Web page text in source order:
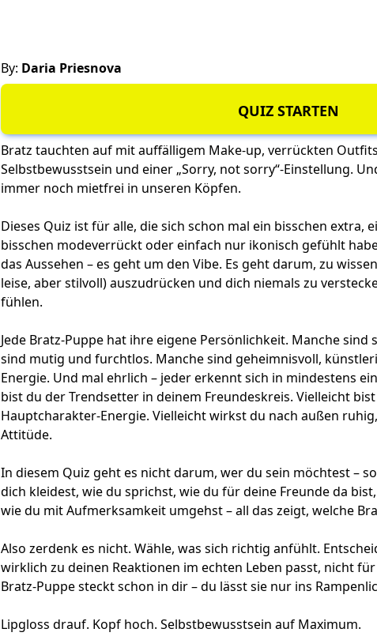
By: Daria Priesnova
QUIZ STARTEN
Bratz tauchten auf mit auffälligem Make-up, verrückten
Selbstbewusstsein und einer „Sorry, not sorry“-Einstellung.
immer noch mietfrei in unseren Köpfen.
Dieses Quiz ist für alle, die sich schon mal ein bisschen extra,
bisschen modeverrückt oder einfach nur ikonisch gefühlt
das Aussehen – es geht um den Vibe. Es geht darum, zu
leise, aber stilvoll) auszudrücken und dich niemals zu
fühlen.
Jede Bratz-Puppe hat ihre eigene Persönlichkeit. Manche
sind mutig und furchtlos. Manche sind geheimnisvoll,
Energie. Und mal ehrlich – jeder erkennt sich in mindestens
bist du der Trendsetter in deinem Freundeskreis. Vielleicht
Hauptcharakter-Energie. Vielleicht wirkst du nach außen
Attitüde.
In diesem Quiz geht es nicht darum, wer du sein möchtest –
dich kleidest, wie du sprichst, wie du für deine Freunde da
wie du mit Aufmerksamkeit umgehst – all das zeigt, welche
Also zerdenk es nicht. Wähle, was sich richtig anfühlt.
wirklich zu deinen Reaktionen im echten Leben passt, nicht
Bratz-Puppe steckt schon in dir – du lässt sie nur ins
Lipgloss drauf. Kopf hoch. Selbstbewusstsein auf Maximum.